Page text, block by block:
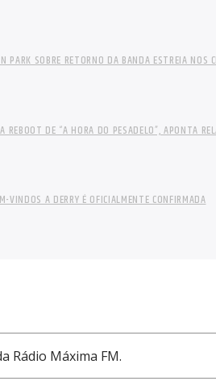
PARK SOBRE RETORNO DA BANDA ESTREIA NOS
REBOOT DE “A HORA DO PESADELO”, APONTA
VINDOS A DERRY É OFICIALMENTE CONFIRMADA
Rádio Máxima FM.